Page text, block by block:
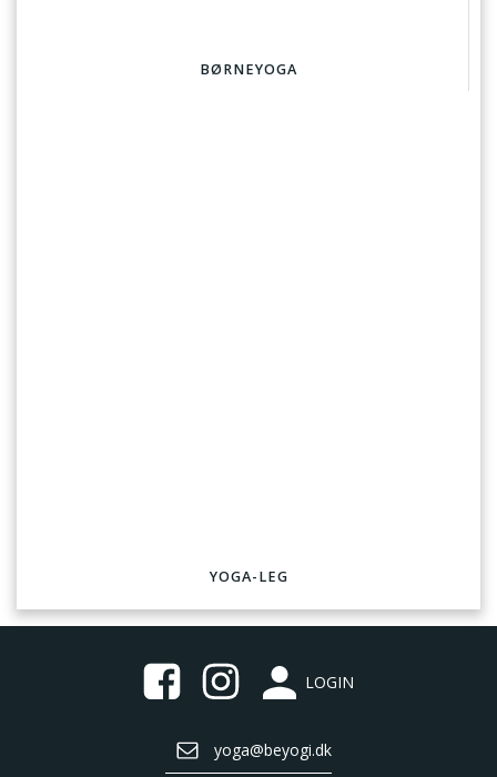
BØRNEYOGA
YOGA-LEG
LOGIN
yoga@beyogi.dk